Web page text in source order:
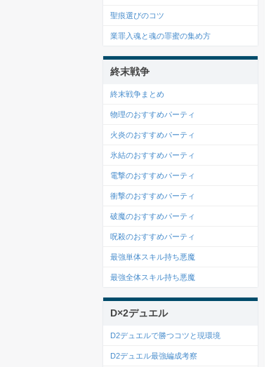
聖痕選びのコツ
業罪入魂と魂の罪蜜の集め方
終末戦争
終末戦争まとめ
物理のおすすめパーティ
火炎のおすすめパーティ
氷結のおすすめパーティ
電撃のおすすめパーティ
衝撃のおすすめパーティ
破魔のおすすめパーティ
呪殺のおすすめパーティ
最強単体スキル持ち悪魔
最強全体スキル持ち悪魔
D×2デュエル
D2デュエルで勝つコツと現環境
D2デュエル最強編成考察